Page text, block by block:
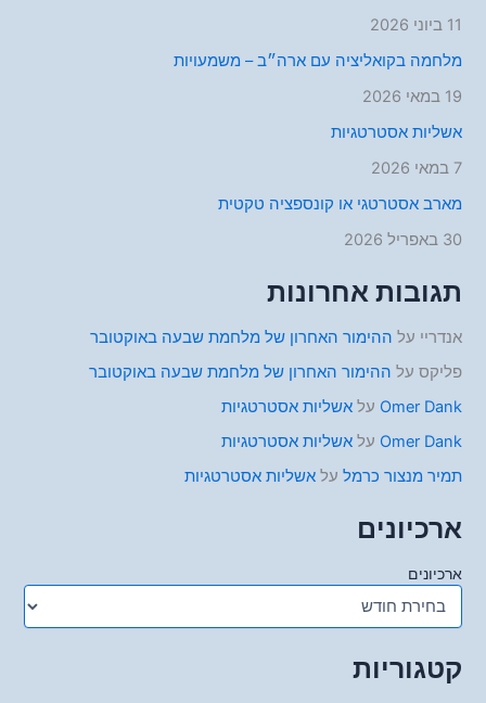
11 ביוני 2026
מלחמה בקואליציה עם ארה״ב – משמעויות
19 במאי 2026
אשליות אסטרטגיות
7 במאי 2026
מארב אסטרטגי או קונספציה טקטית
30 באפריל 2026
תגובות אחרונות
אנדריי על ההימור האחרון של מלחמת שבעה באוקטובר
פליקס על ההימור האחרון של מלחמת שבעה באוקטובר
Omer Dank עלאשליות אסטרטגיות
Omer Dank עלאשליות אסטרטגיות
תמיר מנצור כרמל עלאשליות אסטרטגיות
ארכיונים
ארכיונים
קטגוריות